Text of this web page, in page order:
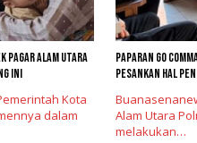
Pagar Alam Utara
Ini
Kota
dalam
Paparan GO
Pesankan Hal
Alam Utara
melakukan…